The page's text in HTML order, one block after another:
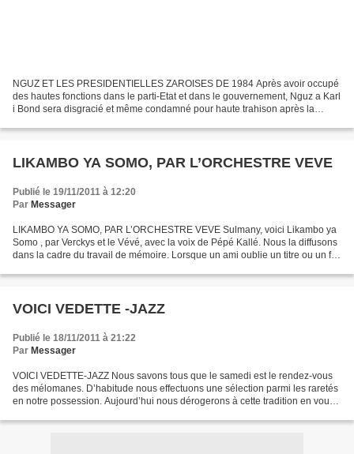
NGUZ ET LES PRESIDENTIELLES ZAROISES DE 1984 Après avoir occupé
des hautes fonctions dans le parti-Etat et dans le gouvernement, Nguz a Karl
i Bond sera disgracié et même condamné pour haute trahison après la
LIKAMBO YA SOMO, PAR L’ORCHESTRE VEVE
Publié le 19/11/2011 à 12:20
Par Messager
LIKAMBO YA SOMO, PAR L’ORCHESTRE VEVE Sulmany, voici Likambo ya
Somo , par Verckys et le Vévé, avec la voix de Pépé Kallé. Nous la diffusons
dans la cadre du travail de mémoire. Lorsque un ami oublie un titre ou un fait
VOICI VEDETTE -JAZZ
Publié le 18/11/2011 à 21:22
Par Messager
VOICI VEDETTE-JAZZ Nous savons tous que le samedi est le rendez-vous
des mélomanes. D’habitude nous effectuons une sélection parmi les raretés
en notre possession. Aujourd’hui nous dérogerons à cette tradition en vous